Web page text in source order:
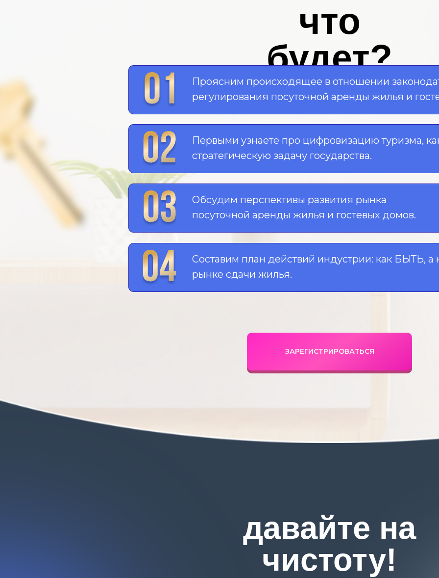
ЗАРЕГИСТРИРОВАТЬСЯ
что
будет?
Проясним происходящее в отношении
регулирования посуточной аренды жилья и
Первыми узнаете про цифровизацию туризма,
стратегическую задачу государства.
Обсудим перспективы развития рынка
посуточной аренды жилья и гостевых домов.
Составим план действий индустрии: как БЫТЬ, а
рынке сдачи жилья.
давайте на
чистоту!